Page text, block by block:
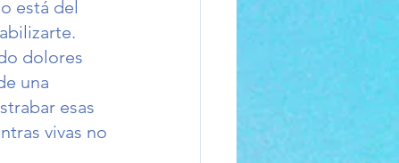
está del
dolores
una
esas
vivas no